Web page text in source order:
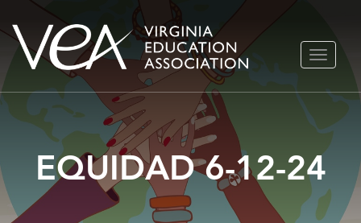
Ir
contenido
EQUIDAD 6-12-24